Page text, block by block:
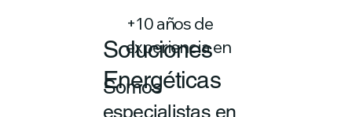
Soluciones
Energéticas
+10 años de
experiencia en
Somos
especialistas en